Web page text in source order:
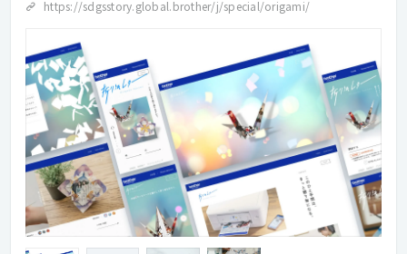
https://sdgsstory.global.brother/j/special/origami/